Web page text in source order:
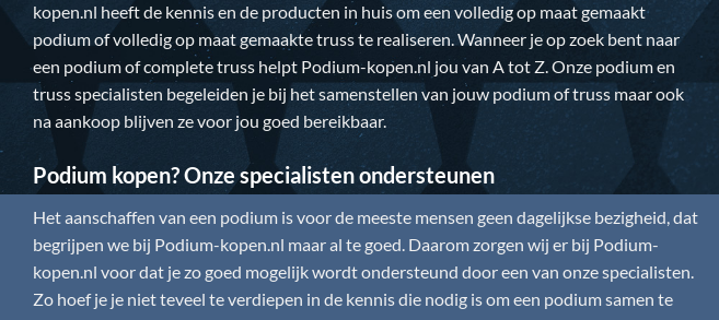
kopen.nl heeft de kennis en de producten in huis om een volledig op maat gemaakt
podium of volledig op maat gemaakte truss te realiseren. Wanneer je op zoek bent naar
een podium of complete truss helpt Podium-kopen.nl jou van A tot Z. Onze podium en
truss specialisten begeleiden je bij het samenstellen van jouw podium of truss maar ook
na aankoop blijven ze voor jou goed bereikbaar.
Podium kopen? Onze specialisten ondersteunen
Het aanschaffen van een podium is voor de meeste mensen geen dagelijkse bezigheid, dat
begrijpen we bij Podium-kopen.nl maar al te goed. Daarom zorgen wij er bij Podium-
kopen.nl voor dat je zo goed mogelijk wordt ondersteund door een van onze specialisten.
Zo hoef je je niet teveel te verdiepen in de kennis die nodig is om een podium samen te